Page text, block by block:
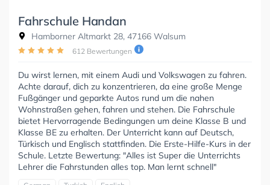
Fahrschule Handan
Hamborner Altmarkt 28, 47166 Walsum
612 Bewertungen
Du wirst lernen, mit einem Audi und Volkswagen zu fahren.
Achte darauf, dich zu konzentrieren, da eine große Menge
Fußgänger und geparkte Autos rund um die nahen
Wohnstraßen gehen, fahren und stehen. Die Fahrschule
bietet Hervorragende Bedingungen um deine Klasse B und
Klasse BE zu erhalten. Der Unterricht kann auf Deutsch,
Türkisch und Englisch stattfinden. Die Erste-Hilfe-Kurs in der
Schule. Letzte Bewertung: "Alles ist Super die Unterrichts
Lehrer die Fahrstunden alles top. Man lernt schnell"